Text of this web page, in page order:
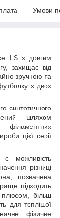
Умови
LS з довгим
захищає від
зручною та
з двох
синтетичного
шляхом
цієї серії
можливість
різниці
позначена
підходить
більш
для теплішої
фізичне